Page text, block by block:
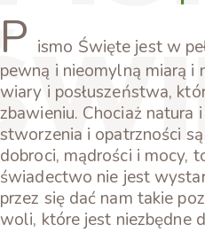
P ismo Święte jest w
pewną i nieomylną miarą i
wiary i posłuszeństwa,
zbawieniu. Chociaż natura
stworzenia i opatrzności
dobroci, mądrości i mocy,
świadectwo nie jest
przez się dać nam takie
woli, które jest niezbędne